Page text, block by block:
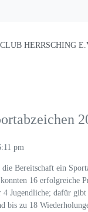
HERRSCHING
pm
Bereitschaft ein
16 erfolgreiche
4 Jugendliche; dafür
bis zu 18